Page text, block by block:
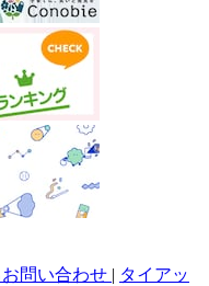
問い合わせ | タイアッ